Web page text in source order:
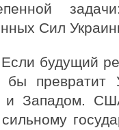
Сил
Если будущий
бы превратит
и Западом.
сильному